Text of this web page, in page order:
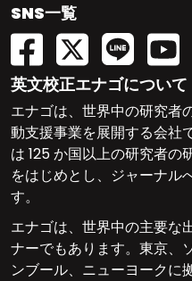
SNS一覧
英文校正エナゴについて
エナゴは、世界中の研究者
動支援事業を展開する会社
は 125 か国以上の研究者の
をはじめとし、ジャーナル
す。
エナゴは、世界中の主要な
ナーでもあります。東京、
ンブール、ニューヨークに